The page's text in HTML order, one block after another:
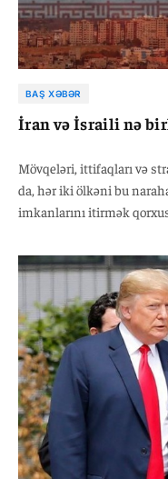
BAŞ XƏBƏR
İran və İsraili nə
Mövqeləri, ittifaqları və
da, hər iki ölkəni bu
imkanlarını itirmək